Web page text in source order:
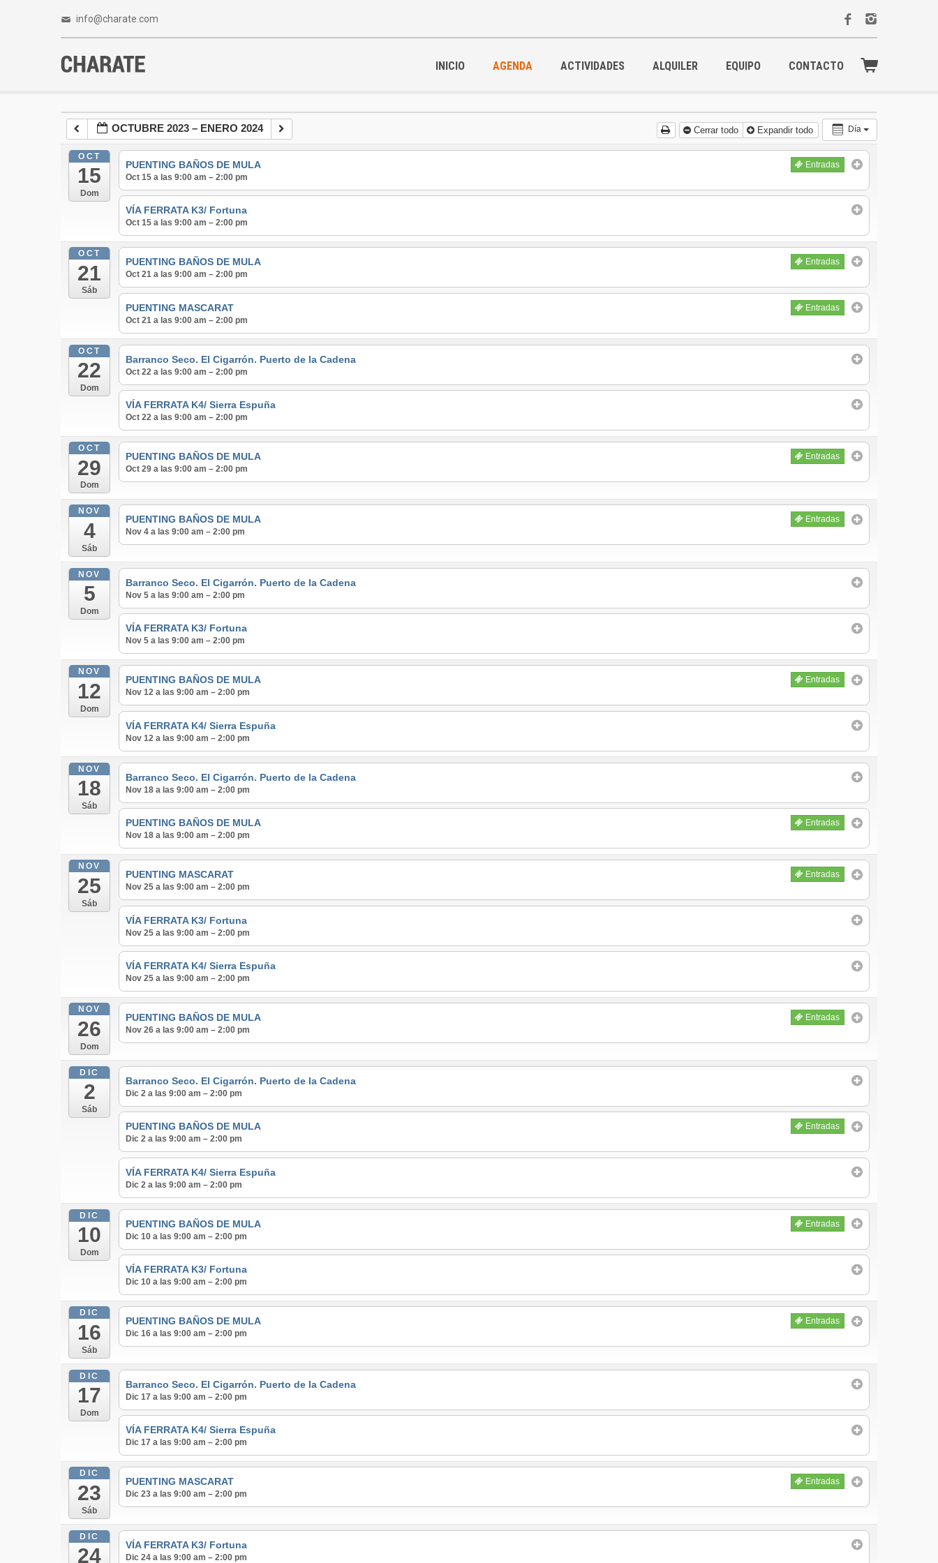
info@charate.com
INICIO AGENDA ACTIVIDADES ALQUILER EQUIPO CONTACTO
Día
OCTUBRE 2023 – ENERO 2024 Cerrar todo Expandir todo
OCT
15
Dom
PUENTING BAÑOS DE MULA
Entradas
Oct 15 a las 9:00 am – 2:00 pm
VÍA FERRATA K3/ Fortuna
Oct 15 a las 9:00 am – 2:00 pm
OCT
21
Sáb
PUENTING BAÑOS DE MULA
Entradas
Oct 21 a las 9:00 am – 2:00 pm
PUENTING MASCARAT
Entradas
Oct 21 a las 9:00 am – 2:00 pm
OCT
22
Dom
Barranco Seco. El Cigarrón. Puerto de la Cadena
Oct 22 a las 9:00 am – 2:00 pm
VÍA FERRATA K4/ Sierra Espuña
Oct 22 a las 9:00 am – 2:00 pm
OCT
29
Dom
PUENTING BAÑOS DE MULA
Entradas
Oct 29 a las 9:00 am – 2:00 pm
NOV
4
Sáb
PUENTING BAÑOS DE MULA
Entradas
Nov 4 a las 9:00 am – 2:00 pm
NOV
5
Dom
Barranco Seco. El Cigarrón. Puerto de la Cadena
Nov 5 a las 9:00 am – 2:00 pm
VÍA FERRATA K3/ Fortuna
Nov 5 a las 9:00 am – 2:00 pm
NOV
12
Dom
PUENTING BAÑOS DE MULA
Entradas
Nov 12 a las 9:00 am – 2:00 pm
VÍA FERRATA K4/ Sierra Espuña
Nov 12 a las 9:00 am – 2:00 pm
NOV
18
Sáb
Barranco Seco. El Cigarrón. Puerto de la Cadena
Nov 18 a las 9:00 am – 2:00 pm
PUENTING BAÑOS DE MULA
Entradas
Nov 18 a las 9:00 am – 2:00 pm
NOV
25
Sáb
PUENTING MASCARAT
Entradas
Nov 25 a las 9:00 am – 2:00 pm
VÍA FERRATA K3/ Fortuna
Nov 25 a las 9:00 am – 2:00 pm
VÍA FERRATA K4/ Sierra Espuña
Nov 25 a las 9:00 am – 2:00 pm
NOV
26
Dom
PUENTING BAÑOS DE MULA
Entradas
Nov 26 a las 9:00 am – 2:00 pm
DIC
2
Sáb
Barranco Seco. El Cigarrón. Puerto de la Cadena
Dic 2 a las 9:00 am – 2:00 pm
PUENTING BAÑOS DE MULA
Entradas
Dic 2 a las 9:00 am – 2:00 pm
VÍA FERRATA K4/ Sierra Espuña
Dic 2 a las 9:00 am – 2:00 pm
DIC
10
Dom
PUENTING BAÑOS DE MULA
Entradas
Dic 10 a las 9:00 am – 2:00 pm
VÍA FERRATA K3/ Fortuna
Dic 10 a las 9:00 am – 2:00 pm
DIC
16
Sáb
PUENTING BAÑOS DE MULA
Entradas
Dic 16 a las 9:00 am – 2:00 pm
DIC
17
Dom
Barranco Seco. El Cigarrón. Puerto de la Cadena
Dic 17 a las 9:00 am – 2:00 pm
VÍA FERRATA K4/ Sierra Espuña
Dic 17 a las 9:00 am – 2:00 pm
DIC
23
Sáb
PUENTING MASCARAT
Entradas
Dic 23 a las 9:00 am – 2:00 pm
DIC
24 VÍA FERRATA K3/ Fortuna
Dic 24 a las 9:00 am – 2:00 pm